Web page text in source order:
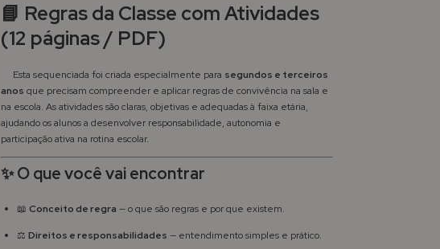
📘 Regras da Classe com Atividades
(12 páginas / PDF)
Esta sequenciada foi criada especialmente para segundos e terceiros
anos que precisam compreender e aplicar regras de convivência na sala e
na escola. As atividades são claras, objetivas e adequadas à faixa etária,
ajudando os alunos a desenvolver responsabilidade, autonomia e
participação ativa na rotina escolar.
✨ O que você vai encontrar
📖 Conceito de regra — o que são regras e por que existem.
⚖️ Direitos e responsabilidades — entendimento simples e prático.